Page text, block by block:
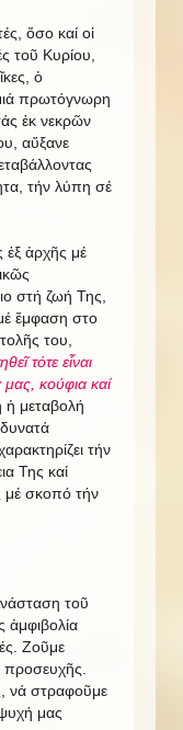
ὅσο καί οἱ
τοῦ Κυρίου,
ὁ
πρωτόγνωρη
ἐκ νεκρῶν
αὔξανε
τήν λύπη σέ
ἀρχῆς μέ
στή ζωή Της,
ἔμφαση στο
του,
τότε εἶναι
μας, κούφια καί
ἡ μεταβολή
τήν
Της καί
μέ σκοπό τήν
τοῦ
Ζοῦμε
προσευχῆς.
νά στραφοῦμε
μας